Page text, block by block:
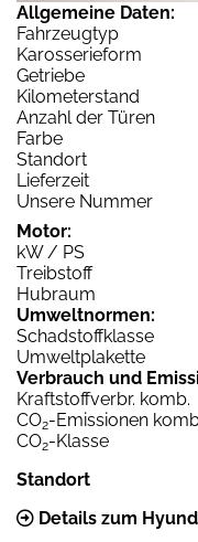
Allgemeine Daten:
Fahrzeugtyp
Karosserieform
Getriebe
Kilometerstand
Anzahl der Türen
Farbe
Standort
Lieferzeit
Unsere Nummer
Motor:
kW / PS
Treibstoff
Hubraum
Umweltnormen:
Schadstoffklasse
Umweltplakette
Verbrauch und
Kraftstoffverbr. komb.
CO2-Emissionen
CO2-Klasse
Standort
Details zum